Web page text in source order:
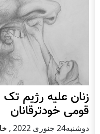
زنان علیه رژيم
قومی خودترقانان
دوشنبه24 جنوری 2022 ,